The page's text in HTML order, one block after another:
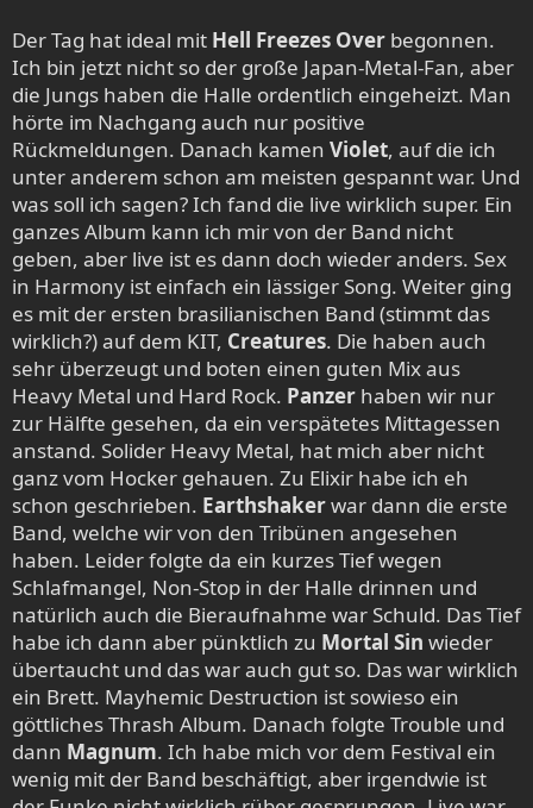
Der Tag hat ideal mit Hell Freezes Over begonnen.
Ich bin jetzt nicht so der große Japan-Metal-Fan, aber
die Jungs haben die Halle ordentlich eingeheizt. Man
hörte im Nachgang auch nur positive
Rückmeldungen. Danach kamen Violet, auf die ich
unter anderem schon am meisten gespannt war. Und
was soll ich sagen? Ich fand die live wirklich super. Ein
ganzes Album kann ich mir von der Band nicht
geben, aber live ist es dann doch wieder anders. Sex
in Harmony ist einfach ein lässiger Song. Weiter ging
es mit der ersten brasilianischen Band (stimmt das
wirklich?) auf dem KIT, Creatures. Die haben auch
sehr überzeugt und boten einen guten Mix aus
Heavy Metal und Hard Rock. Panzer haben wir nur
zur Hälfte gesehen, da ein verspätetes Mittagessen
anstand. Solider Heavy Metal, hat mich aber nicht
ganz vom Hocker gehauen. Zu Elixir habe ich eh
schon geschrieben. Earthshakerwar dann die erste
Band, welche wir von den Tribünen angesehen
haben. Leider folgte da ein kurzes Tief wegen
Schlafmangel, Non-Stop in der Halle drinnen und
natürlich auch die Bieraufnahme war Schuld. Das Tief
habe ich dann aber pünktlich zu Mortal Sin wieder
übertaucht und das war auch gut so. Das war wirklich
ein Brett. Mayhemic Destruction ist sowieso ein
göttliches Thrash Album. Danach folgte Trouble und
dann Magnum. Ich habe mich vor dem Festival ein
wenig mit der Band beschäftigt, aber irgendwie ist